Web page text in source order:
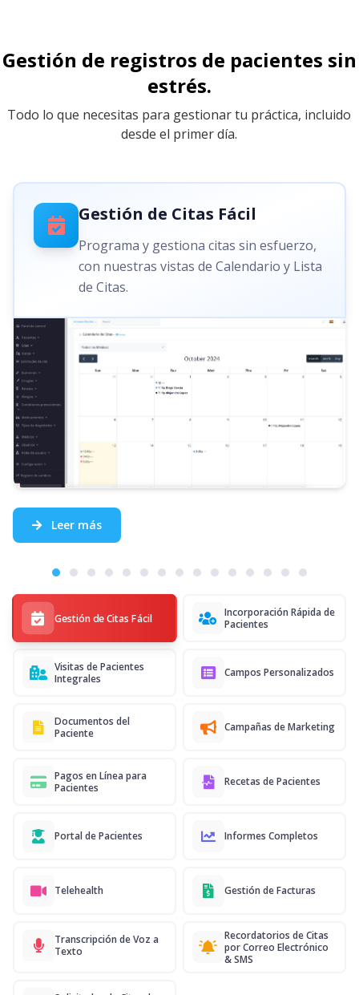
Gestión de registros de pacientes sin
estrés.
Todo lo que necesitas para gestionar tu práctica, incluido
desde el primer día.
Gestión de Citas Fácil
Incorporación Rápida de
Pacientes
Visitas de Pacientes
Integrales
Campos Personalizados
Documentos del
Paciente
Campañas de Marketing
Pagos en Línea para
Pacientes
Recetas de Pacientes
Portal de Pacientes Informes Completos
Telehealth Gestión de Facturas
Transcripción de Voz a
Texto
Recordatorios de Citas
por Correo Electrónico
& SMS
Gestión de Citas Fácil
Programa y gestiona citas sin esfuerzo,
con nuestras vistas de Calendario y Lista
de Citas.
Leer más